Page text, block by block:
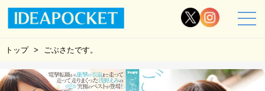
トップ ごぶさたです。